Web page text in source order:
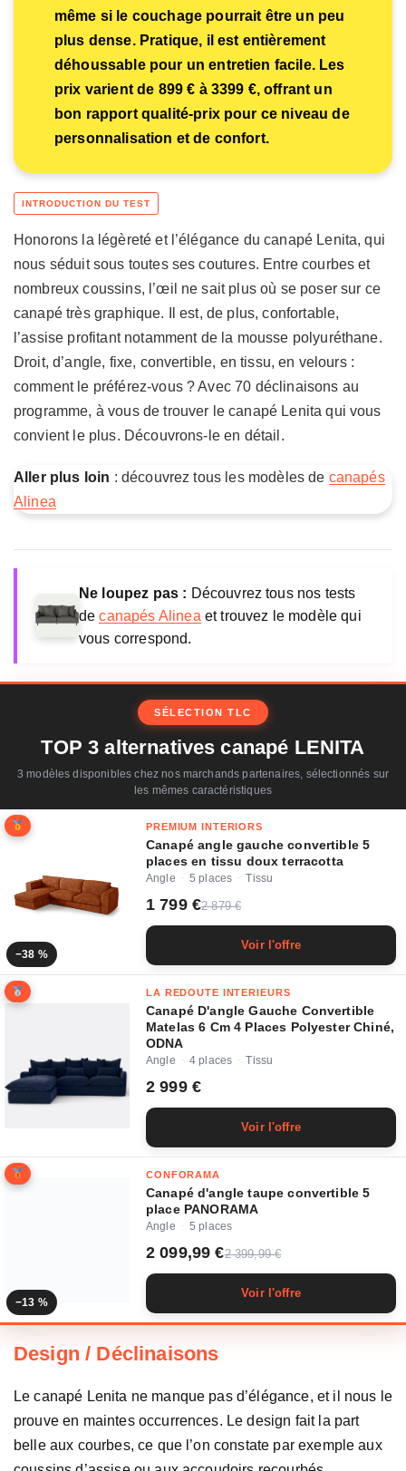
même si le couchage pourrait être un peu
plus dense. Pratique, il est entièrement
déhoussable pour un entretien facile. Les
prix varient de 899 € à 3399 €, offrant un
bon rapport qualité-prix pour ce niveau de
personnalisation et de confort.
Honorons la légèreté et l’élégance du canapé Lenita, qui
nous séduit sous toutes ses coutures. Entre courbes et
nombreux coussins, l’œil ne sait plus où se poser sur ce
canapé très graphique. Il est, de plus, confortable,
l’assise profitant notamment de la mousse polyuréthane.
Droit, d’angle, fixe, convertible, en tissu, en velours :
comment le préférez-vous ? Avec 70 déclinaisons au
programme, à vous de trouver le canapé Lenita qui vous
convient le plus. Découvrons-le en détail.
Aller plus loin : découvrez tous les modèles de canapés
Alinea
Ne loupez pas : Découvrez tous nos tests
decanapés Alinea et trouvez le modèle qui
vous correspond.
SÉLECTION TLC
TOP 3 alternatives canapé LENITA
3 modèles disponibles chez nos marchands partenaires, sélectionnés sur
les mêmes caractéristiques
−38 %
PREMIUM INTERIORS
Canapé angle gauche convertible 5
places en tissu doux terracotta
Angle · 5 places · Tissu
1 799 €2 879 €
Voir l'offre
LA REDOUTE INTERIEURS
Canapé D'angle Gauche Convertible
Matelas 6 Cm 4 Places Polyester Chiné,
ODNA
Angle · 4 places · Tissu
2 999 €
Voir l'offre
−13 %
CONFORAMA
Canapé d'angle taupe convertible 5
place PANORAMA
Angle · 5 places
2 099,99 €2 399,99 €
Voir l'offre
Design / Déclinaisons
Le canapé Lenita ne manque pas d’élégance, et il nous le
prouve en maintes occurrences. Le design fait la part
belle aux courbes, ce que l’on constate par exemple aux